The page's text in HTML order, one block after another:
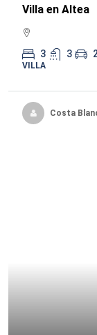
Villa en Altea
3 3
VILLA
Costa